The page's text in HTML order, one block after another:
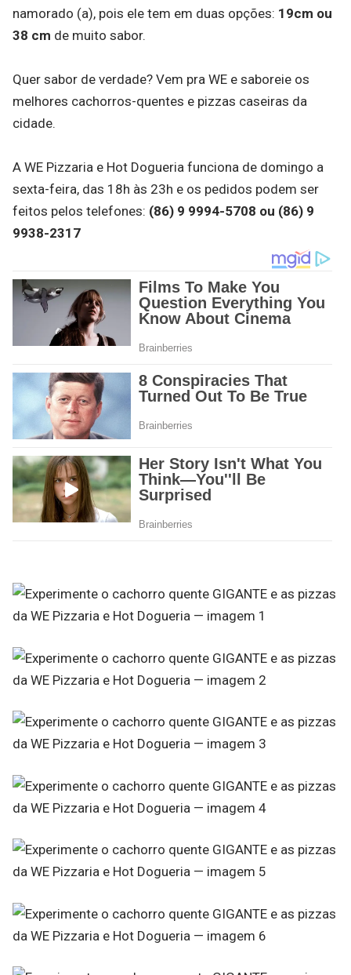
namorado (a), pois ele tem em duas opções: 19cm ou
38 cm de muito sabor.
Quer sabor de verdade? Vem pra WE e saboreie os
melhores cachorros-quentes e pizzas caseiras da
cidade.
A WE Pizzaria e Hot Dogueria funciona de domingo a
sexta-feira, das 18h às 23h e os pedidos podem ser
feitos pelos telefones: (86) 9 9994-5708 ou (86) 9
9938-2317